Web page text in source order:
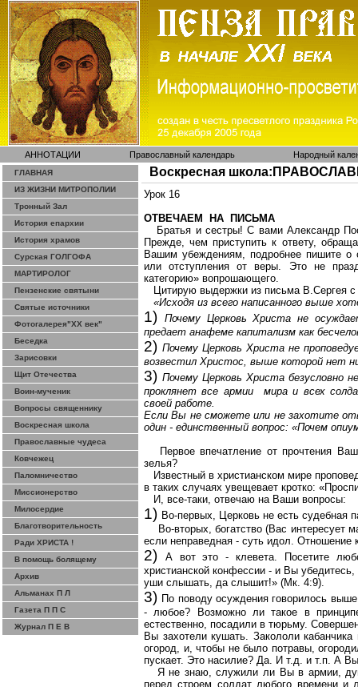
АННОТАЦИИ Православный календарь Народный
ГЛАВНАЯ
ИЗ ЖИЗНИ МИТРОПОЛИИ
Тронный Зал
История епархии
История храмов
Сурская ГОЛГОФА
МАРТИРОЛОГ
Пензенские святыни
Святые источники
Фотогалерея"ХХ век"
Беседка
Зарисовки
Щит Отечества
Воин-мученик
Вопросы священнику
Воскресная школа
Православные чудеса
Ковчежец
Паломничество
Миссионерство
Милосердие
Благотворительность
Ради ХРИСТА !
В помощь болящему
Архив
Альманах П Л
Газета П П С
Журнал П Е В
Воскресная
Урок 16
ОТВЕЧАЕМ
НА
ПИСЬМА
Братья и сестры! С вами Александр
Прежде, чем приступить к ответу,
Вашим убеждениям, подробнее пишите о
или отступления от веры. Это не
категорию» вопрошающего.
Цитирую выдержки из письма В.Сергея
«Исходя из всего написанного выше
1) Почему Церковь Христа не
предает анафеме капитализм как
2)Почему Церковь Христа не
возвестил Христос, выше которой нет
3) Почему Церковь Христа безусловно
проклянет все армии
мира и всех
своей работе.
Если Вы не сможете или не захотите
один - единственный вопрос: «Почем
Первое впечатление от прочтения
зелья?
Известный в христианском мире
в таких случаях увещевает кротко:
И, все-таки, отвечаю на Ваши вопросы:
1) Во-первых, Церковь не есть судебная
Во-вторых, богатство (Вас интересует
если неправедная - суть идол. Отношение
2)
А вот это - клевета. Посетите
христианскойконфессии - и Вы
уши слышать, да слышит!» (Мк. 4:9).
3) По поводу осуждения говорилось
- любое? Возможно ли такое в
естественно, посадили в тюрьму.
Вы захотели кушать. Закололи
огород, и, чтобы не было потравы,
пускает. Это насилие? Да. И т.д. и т.п. А
Я не знаю, служили ли Вы в армии,
перед строем солдат любого времени